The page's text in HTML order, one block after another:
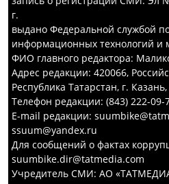
г.
выдано Федеральной службой
информационных технологий и
ФИО главного редактора:
Адрес редакции: 420066,
Республика Татарстан, г.
Телефон редакции: (843) 222-09-
E-mail редакции:
ssuum@yandex.ru
Для сообщений о фактах
suumbike.dir@tatmedia.com
Учредитель СМИ: АО